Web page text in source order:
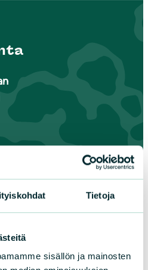
Tietoja
sisällön ja mainosten